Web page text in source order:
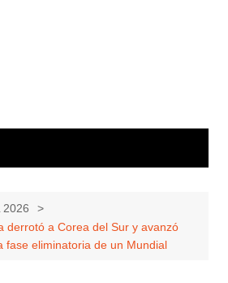
2026
derrotó a Corea del Sur y avanzó
fase eliminatoria de un Mundial